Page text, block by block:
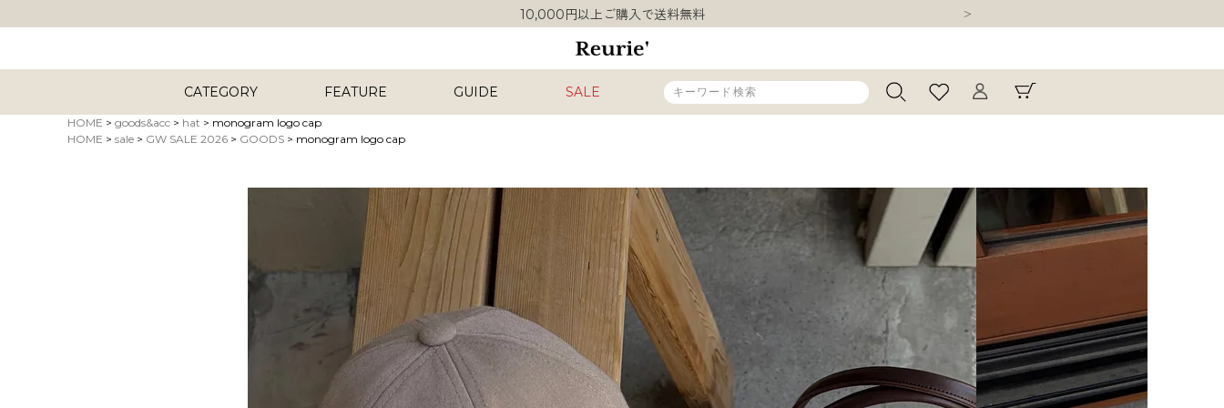
10,000円以上ご購入で送料無料
類似ブランド・他社ショップ様との誤認知に関するお願い
10,000円以上ご購入で送料無料
CATEGORY
FEATURE GUIDE SALE
再入荷
SALE
商品タイプ
ORIGINAL HIT ITEM
カラー
HOME goods&acc hat
monogram logo cap
HOME
sale GW SALE 2026 GOODS monogram logo cap